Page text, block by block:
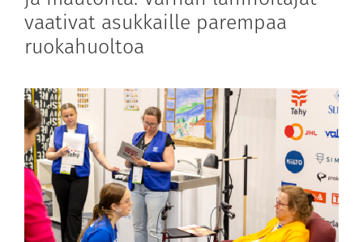
vaativat asukkaille parempaa
ruokahuoltoa